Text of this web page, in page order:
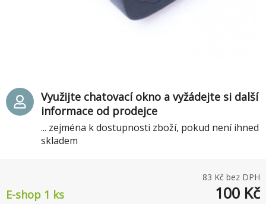
83 Kč bez DPH
E-shop 1 ks 100 Kč
Využijte chatovací okno a vyžádejte si další
informace od prodejce
... zejména k dostupnosti zboží, pokud není ihned
skladem